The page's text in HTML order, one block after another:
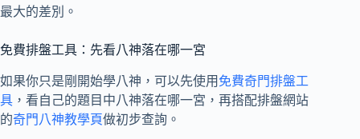
最大的差別。
免費排盤工具：先看八神落在哪一宮
如果你只是剛開始學八神，可以先使用 免費奇門排盤工
具 ，看自己的題目中八神落在哪一宮，再搭配排盤網站
的奇門八神教學頁做初步查詢。